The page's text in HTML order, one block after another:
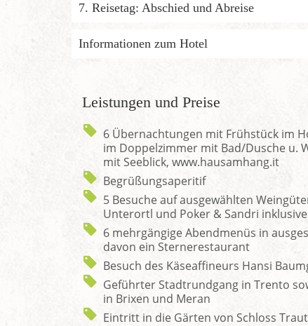
7. Reisetag: Abschied und Abreise
Informationen zum Hotel
Leistungen und Preise
6 Übernachtungen mit Frühstück im
im Doppelzimmer mit Bad/Dusche u.
mit Seeblick, www.hausamhang.it
Begrüßungsaperitif
5 Besuche auf ausgewählten
Unterortl und Poker & Sandri
6 mehrgängige Abendmenüs in
davon ein Sternerestaurant
Besuch des Käseaffineurs Hansi
Geführter Stadtrundgang in Trento
in Brixen und Meran
Eintritt in die Gärten von Schloss